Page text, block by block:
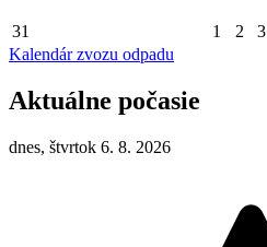
31 1 2 3
Kalendár zvozu odpadu
Aktuálne počasie
dnes, štvrtok 6. 8. 2026